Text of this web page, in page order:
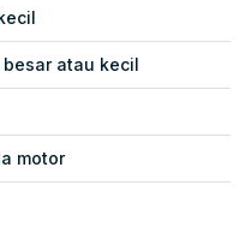
atau kecil
motor